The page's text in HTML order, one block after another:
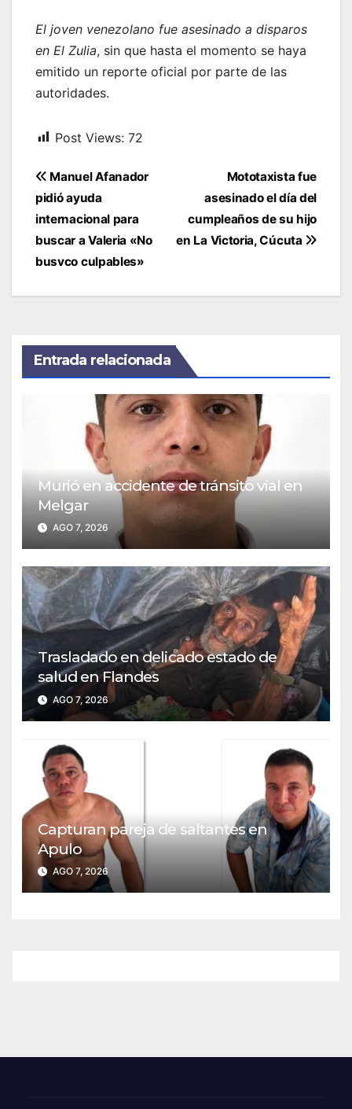
El joven venezolano fue asesinado a disparos
en El Zulia, sin que hasta el momento se haya
emitido un reporte oficial por parte de las
autoridades.
Post Views: 72
Navegación
de
entradas
Mototaxista fue
asesinado el día del
cumpleaños de su hijo
en La Victoria, Cúcuta
Manuel Afanador
pidió ayuda
internacional para
buscar a Valeria «No
busvco culpables»
Entrada relacionada
Murió en accidente de tránsito vial en
Melgar
AGO 7, 2026
Trasladado en delicado estado de
salud en Flandes
AGO 7, 2026
Capturan pareja de saltantes en
Apulo
AGO 7, 2026